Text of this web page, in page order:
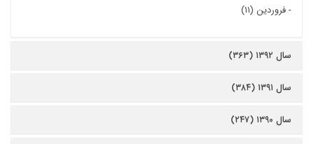
-فروردین (۱۱)
سال ۱۳۹۲ (۳۶۳)
سال ۱۳۹۱ (۳۸۴)
سال ۱۳۹۰ (۲۴۷)